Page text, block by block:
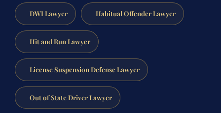
DWI Lawyer Habitual Offender Lawyer
Hit and Run Lawyer
License Suspension Defense Lawyer
Out of State Driver Lawyer